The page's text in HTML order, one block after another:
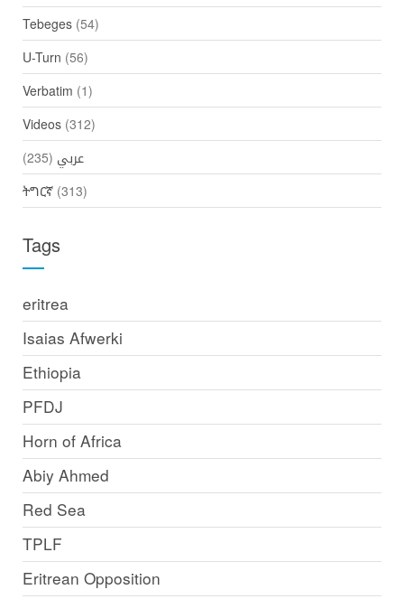
Tebeges(54)
U-Turn (56)
Verbatim (1)
Videos(312)
عربي (235)
ትግርኛ(313)
Tags
eritrea
Isaias Afwerki
Ethiopia
PFDJ
Horn of Africa
Abiy Ahmed
Red Sea
TPLF
Eritrean Opposition